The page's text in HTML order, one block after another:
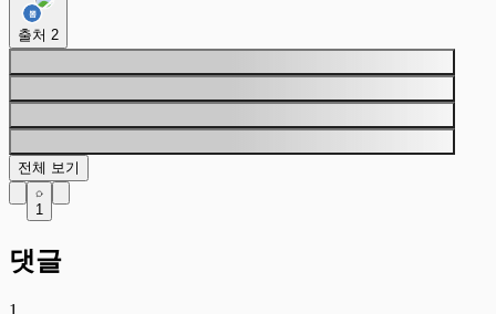
출처 2
전체 보기
1
댓글
1